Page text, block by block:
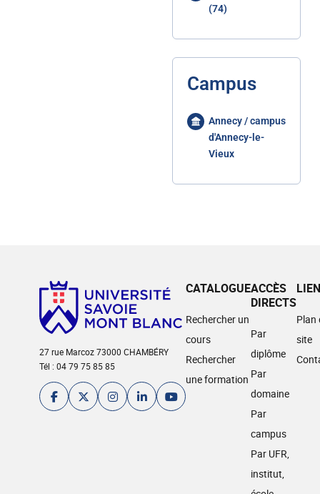
(74)
Campus
Annecy / campus
d'Annecy-le-
Vieux
27 rue Marcoz 73000 CHAMBÉRY
Tél : 04 79 75 85 85
CATALOGUE
Rechercher un
cours
Rechercher
une formation
ACCÈS
DIRECTS
Par
diplôme
Par
domaine
Par
campus
Par UFR,
institut,
Plan
site